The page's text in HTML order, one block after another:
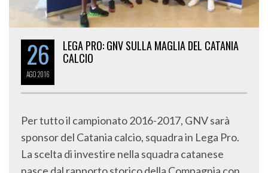
26
AGO2016
LEGA PRO: GNV SULLA MAGLIA DEL CATANIA
CALCIO
Per tutto il campionato 2016-2017, GNV sarà
sponsor del Catania calcio, squadra in Lega Pro.
La scelta di investire nella squadra catanese